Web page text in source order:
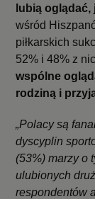
lubią
wśród
piłkarskich
52% i 48% z
wspólne
rodziną i
„Polacy są
dyscyplin
(53%) marzy o
ulubionych
respondentów